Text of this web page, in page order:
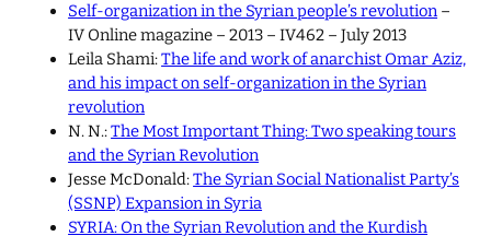
Self-organization in the Syrian people’s revolution –
IV Online magazine – 2013 – IV462 – July 2013
Leila Shami:The life and work of anarchist Omar Aziz,
and his impact on self-organization in the Syrian
revolution
N. N.:The Most Important Thing: Two speaking tours
and the Syrian Revolution
Jesse McDonald:The Syrian Social Nationalist Party’s
(SSNP) Expansion in Syria
SYRIA: On the Syrian Revolution and the Kurdish